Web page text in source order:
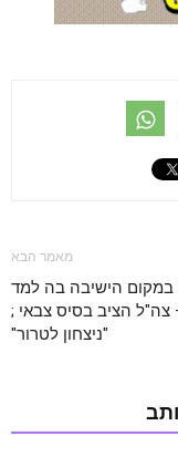
מאמר הבא
במקום הישיבה בה למד
צה"ל הציב בסיס צבאי ;
"ניצחון לטרור"